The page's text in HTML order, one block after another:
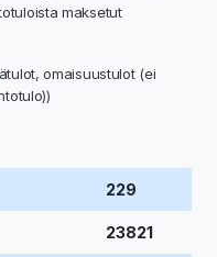
maksetut
omaisuustulot (ei
229
23821